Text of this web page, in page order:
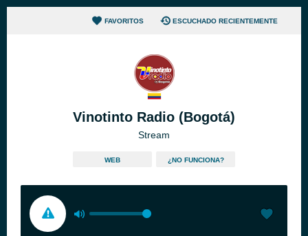
FAVORITOS ESCUCHADO RECIENTEMENTE
Vinotinto Radio (Bogotá)
Stream
WEB ¿NO FUNCIONA?